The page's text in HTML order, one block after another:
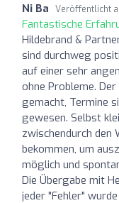
Ni Ba Veröffentlicht
Fantastische
Hildebrand &
sind durchweg
auf einer sehr
ohne Probleme.
gemacht, Termine
gewesen. Selbst
zwischendurch den
bekommen, um
möglich und
Die Übergabe mit
jeder "Fehler"